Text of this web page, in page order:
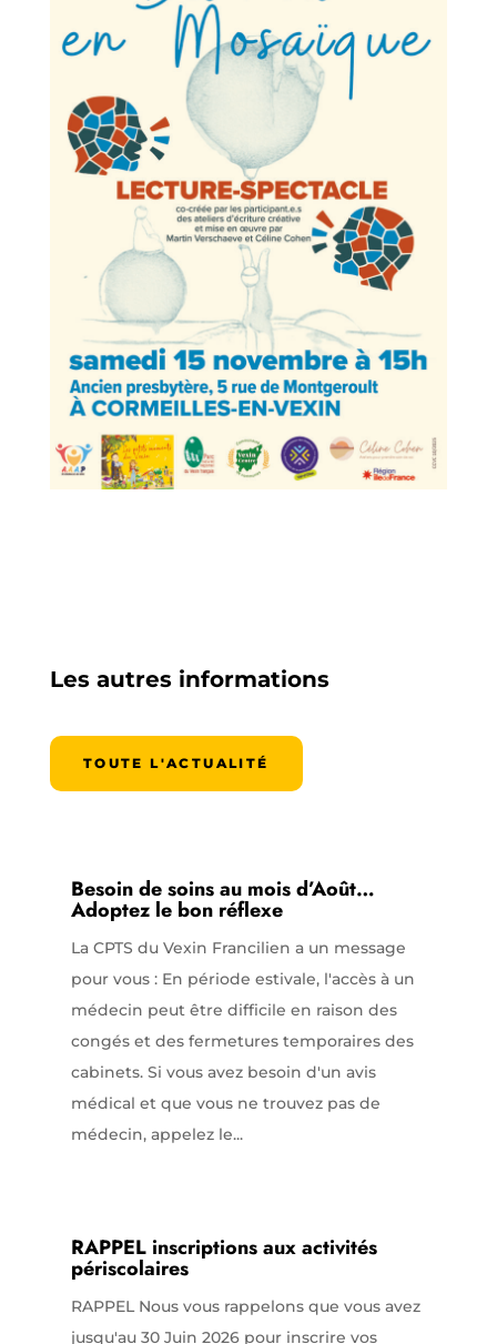
Les autres informations
TOUTE L'ACTUALITÉ
Besoin de soins au mois d’Août…
Adoptez le bon réflexe
La CPTS du Vexin Francilien a un message
pour vous : En période estivale, l'accès à un
médecin peut être difficile en raison des
congés et des fermetures temporaires des
cabinets. Si vous avez besoin d'un avis
médical et que vous ne trouvez pas de
médecin, appelez le...
RAPPEL inscriptions aux activités
périscolaires
RAPPEL Nous vous rappelons que vous avez
jusqu'au 30 Juin 2026 pour inscrire vos